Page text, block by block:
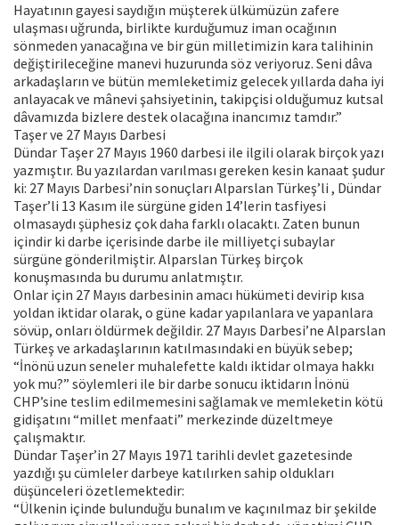
Hayatının gayesi saydığın müşterek ülkümüzün zafere
ulaşması uğrunda, birlikte kurduğumuz iman ocağının
sönmeden yanacağına ve bir gün milletimizin kara talihinin
değiştirileceğine manevi huzurunda söz veriyoruz. Seni dâva
arkadaşların ve bütün memleketimiz gelecek yıllarda daha iyi
anlayacak ve mânevi şahsiyetinin, takipçisi olduğumuz kutsal
dâvamızda bizlere destek olacağına inancımız tamdır.”
Taşer ve 27 Mayıs Darbesi
Dündar Taşer 27 Mayıs 1960 darbesi ile ilgili olarak birçok yazı
yazmıştır. Bu yazılardan varılması gereken kesin kanaat şudur
ki: 27 Mayıs Darbesi’nin sonuçları Alparslan Türkeş’li , Dündar
Taşer’li 13 Kasım ile sürgüne giden 14’lerin tasfiyesi
olmasaydı şüphesiz çok daha farklı olacaktı. Zaten bunun
içindir ki darbe içerisinde darbe ile milliyetçi subaylar
sürgüne gönderilmiştir. Alparslan Türkeş birçok
konuşmasında bu durumu anlatmıştır.
Onlar için 27 Mayıs darbesinin amacı hükümeti devirip kısa
yoldan iktidar olarak, o güne kadar yapılanlara ve yapanlara
sövüp, onları öldürmek değildir. 27 Mayıs Darbesi’ne Alparslan
Türkeş ve arkadaşlarının katılmasındaki en büyük sebep;
“İnönü uzun seneler muhalefette kaldı iktidar olmaya hakkı
yok mu?” söylemleri ile bir darbe sonucu iktidarın İnönü
CHP’sine teslim edilmemesini sağlamak ve memleketin kötü
gidişatını “millet menfaati” merkezinde düzeltmeye
çalışmaktır.
Dündar Taşer’in 27 Mayıs 1971 tarihli devlet gazetesinde
yazdığı şu cümleler darbeye katılırken sahip oldukları
düşünceleri özetlemektedir:
“Ülkenin içinde bulunduğu bunalım ve kaçınılmaz bir şekilde